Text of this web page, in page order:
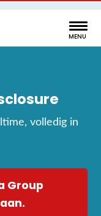
volledig in
Group